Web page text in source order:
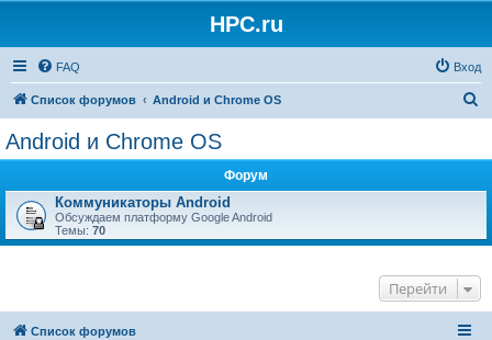
HPC.ru
FAQ Вход
Список форумов Android и Chrome OS
Android и Chrome OS
Форум
Коммуникаторы Android
Обсуждаем платформу Google Android
Темы: 70
Перейти
Список форумов